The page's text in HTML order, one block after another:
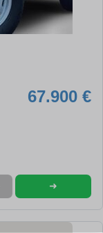
67.900 €
➜